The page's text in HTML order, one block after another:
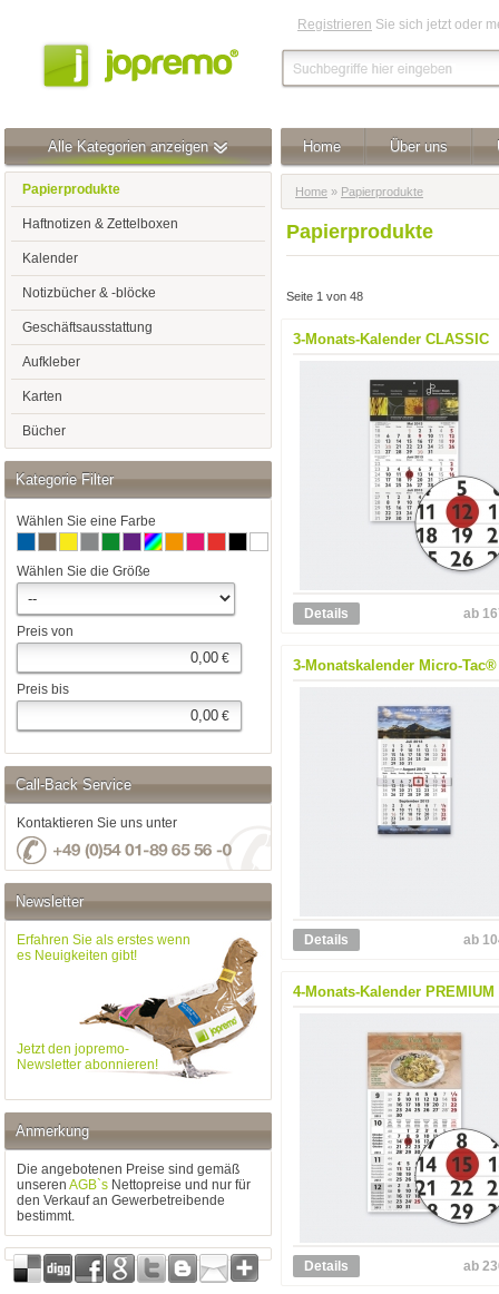
Registrieren Sie sich jetzt oder
Alle Kategorien anzeigen
Papierprodukte
Haftnotizen & Zettelboxen
Kalender
Notizbücher & -blöcke
Geschäftsausstattung
Aufkleber
Karten
Bücher
Kategorie Filter
Wählen Sie eine Farbe
Wählen Sie die Größe
Preis von
€
Preis bis
€
Call-Back Service
Kontaktieren Sie uns unter
Newsletter
Erfahren Sie als erstes wenn
es Neuigkeiten gibt!
Jetzt den jopremo-
Newsletter abonnieren!
Anmerkung
Die angebotenen Preise sind gemäß
unseren AGB`s Nettopreise und nur für
den Verkauf an Gewerbetreibende
bestimmt.
Home Über uns
Home » Papierprodukte
Papierprodukte
Seite 1 von 48
3-Monats-Kalender CLASSIC
Details ab
3-Monatskalender Micro-Tac®
Details ab
4-Monats-Kalender PREMIUM
Details ab